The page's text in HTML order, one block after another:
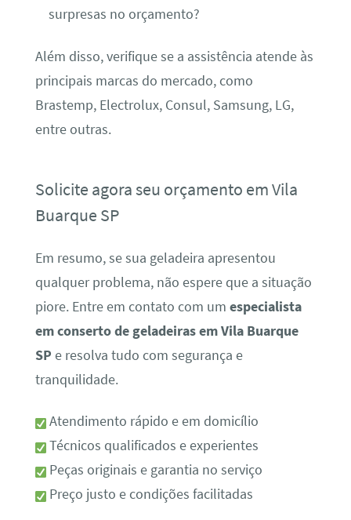
surpresas no orçamento?
Além disso, verifique se a assistência atende às
principais marcas do mercado, como
Brastemp, Electrolux, Consul, Samsung, LG,
entre outras.
Solicite agora seu orçamento em Vila
Buarque SP
Em resumo, se sua geladeira apresentou
qualquer problema, não espere que a situação
piore. Entre em contato com um especialista
em conserto de geladeiras em Vila Buarque
SP e resolva tudo com segurança e
tranquilidade.
Atendimento rápido e em domicílio
Técnicos qualificados e experientes
Peças originais e garantia no serviço
Preço justo e condições facilitadas